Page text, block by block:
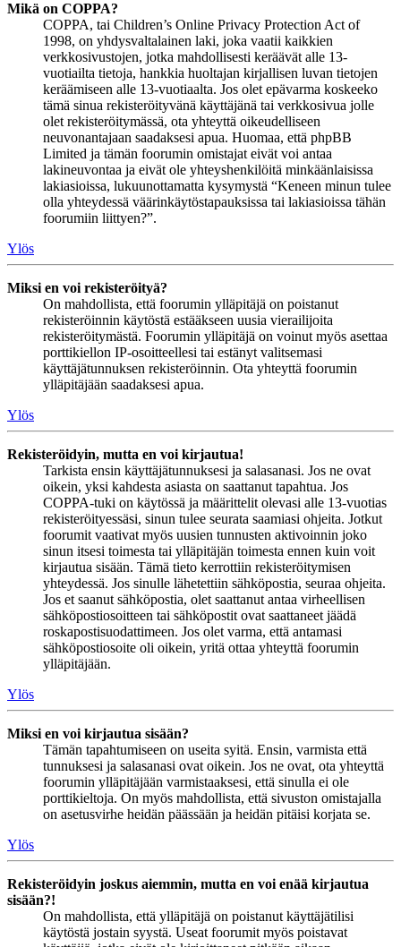
Mikä on COPPA?
COPPA, tai Children’s Online Privacy Protection Act of
1998, on yhdysvaltalainen laki, joka vaatii kaikkien
verkkosivustojen, jotka mahdollisesti keräävät alle 13-
vuotiailta tietoja, hankkia huoltajan kirjallisen luvan tietojen
keräämiseen alle 13-vuotiaalta. Jos olet epävarma koskeeko
tämä sinua rekisteröityvänä käyttäjänä tai verkkosivua jolle
olet rekisteröitymässä, ota yhteyttä oikeudelliseen
neuvonantajaan saadaksesi apua. Huomaa, että phpBB
Limited ja tämän foorumin omistajat eivät voi antaa
lakineuvontaa ja eivät ole yhteyshenkilöitä minkäänlaisissa
lakiasioissa, lukuunottamatta kysymystä “Keneen minun tulee
olla yhteydessä väärinkäytöstapauksissa tai lakiasioissa tähän
foorumiin liittyen?”.
Ylös
Miksi en voi rekisteröityä?
On mahdollista, että foorumin ylläpitäjä on poistanut
rekisteröinnin käytöstä estääkseen uusia vierailijoita
rekisteröitymästä. Foorumin ylläpitäjä on voinut myös asettaa
porttikiellon IP-osoitteellesi tai estänyt valitsemasi
käyttäjätunnuksen rekisteröinnin. Ota yhteyttä foorumin
ylläpitäjään saadaksesi apua.
Ylös
Rekisteröidyin, mutta en voi kirjautua!
Tarkista ensin käyttäjätunnuksesi ja salasanasi. Jos ne ovat
oikein, yksi kahdesta asiasta on saattanut tapahtua. Jos
COPPA-tuki on käytössä ja määrittelit olevasi alle 13-vuotias
rekisteröityessäsi, sinun tulee seurata saamiasi ohjeita. Jotkut
foorumit vaativat myös uusien tunnusten aktivoinnin joko
sinun itsesi toimesta tai ylläpitäjän toimesta ennen kuin voit
kirjautua sisään. Tämä tieto kerrottiin rekisteröitymisen
yhteydessä. Jos sinulle lähetettiin sähköpostia, seuraa ohjeita.
Jos et saanut sähköpostia, olet saattanut antaa virheellisen
sähköpostiosoitteen tai sähköpostit ovat saattaneet jäädä
roskapostisuodattimeen. Jos olet varma, että antamasi
sähköpostiosoite oli oikein, yritä ottaa yhteyttä foorumin
ylläpitäjään.
Ylös
Miksi en voi kirjautua sisään?
Tämän tapahtumiseen on useita syitä. Ensin, varmista että
tunnuksesi ja salasanasi ovat oikein. Jos ne ovat, ota yhteyttä
foorumin ylläpitäjään varmistaaksesi, että sinulla ei ole
porttikieltoja. On myös mahdollista, että sivuston omistajalla
on asetusvirhe heidän päässään ja heidän pitäisi korjata se.
Ylös
Rekisteröidyin joskus aiemmin, mutta en voi enää kirjautua
sisään?!
On mahdollista, että ylläpitäjä on poistanut käyttäjätilisi
käytöstä jostain syystä. Useat foorumit myös poistavat